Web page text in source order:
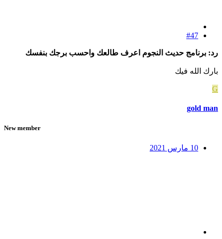
#47
رد: برنامج حديث النجوم اعرف طالعك واحسب برجك بنفسك
بارك الله فيك
G
gold man
New member
10 مارس 2021